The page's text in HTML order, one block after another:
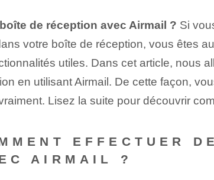
de réception avec Airmail ? Si
votre boîte de réception, vous êtes
utiles. Dans cet article, nous
en utilisant Airmail. De cette façon,
Lisez la suite pour découvrir
EFFECTUER
AIRMAIL ?